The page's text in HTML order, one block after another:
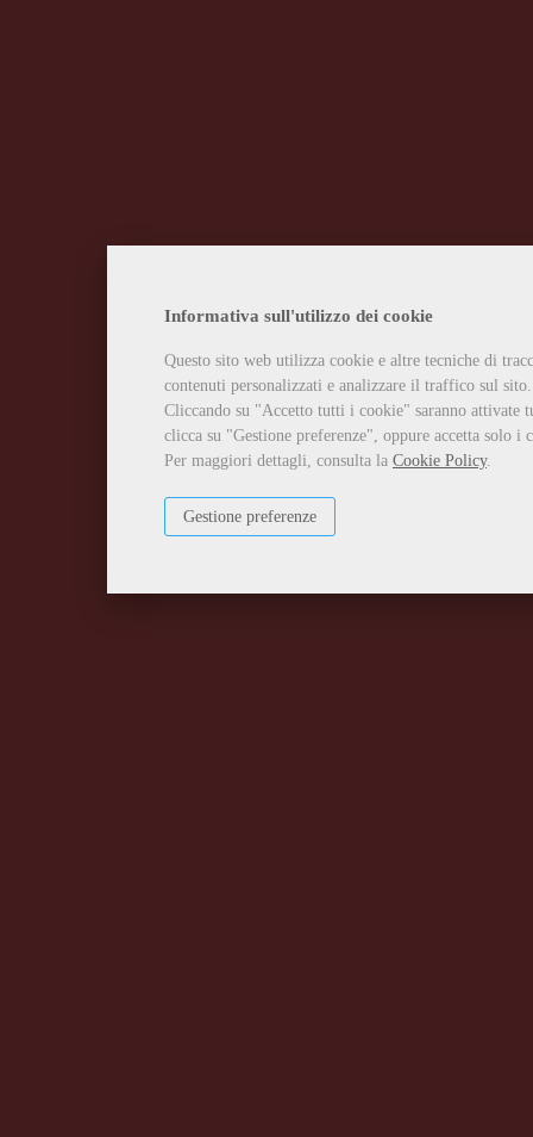
Informativa sull'utilizzo dei cookie
Questo sito web utilizza cookie e altre tecniche di
contenuti personalizzati e analizzare il traffico sul sito.
Cliccando su "Accetto tutti i cookie" saranno attivate
clicca su "Gestione preferenze", oppure accetta solo
Per maggiori dettagli, consulta la Cookie Policy.
Gestione preferenze